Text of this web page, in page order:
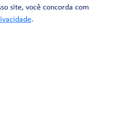
site, você concorda com
.